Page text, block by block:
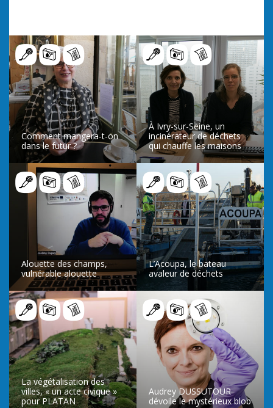
Comment mangera-t-on
dans le futur ?
LIRE L’ARTICLE
À Ivry-sur-Seine, un
incinérateur de déchets
qui chauffe les maisons
LIRE L’ARTICLE
Alouette des champs,
vulnérable alouette
LIRE L’ARTICLE
L’Acoupa, le bateau
avaleur de déchets
LIRE L’ARTICLE
La végétalisation des
villes, « un acte civique »
pour PLATAN
Audrey DUSSUTOUR
dévoile le mystérieux blob